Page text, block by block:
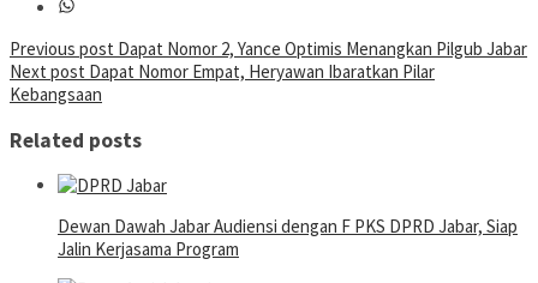
Post
navigation
Previous post Dapat Nomor 2, Yance Optimis Menangkan Pilgub Jabar
Next post Dapat Nomor Empat, Heryawan Ibaratkan Pilar
Kebangsaan
Related posts
Dewan Dawah Jabar Audiensi dengan F PKS DPRD Jabar, Siap
Jalin Kerjasama Program